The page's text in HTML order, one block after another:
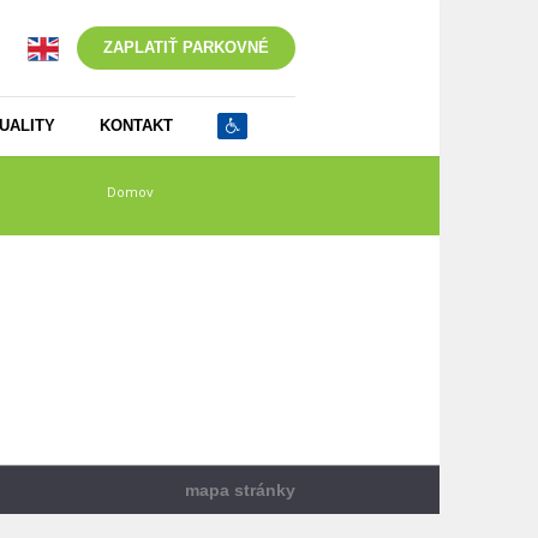
ZAPLATIŤ PARKOVNÉ
KONTAKT
Domov
mapa stránky